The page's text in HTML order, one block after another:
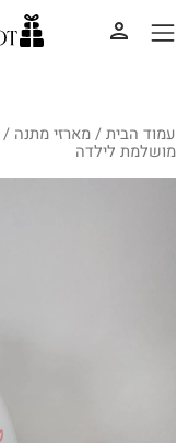
עמוד הבית/מארזי מתנה /
מושלמת לילדה